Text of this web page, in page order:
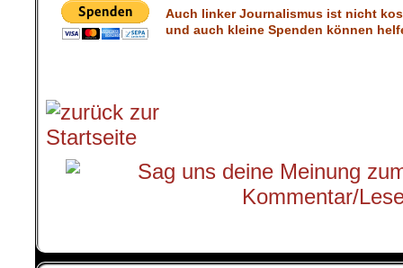
Auch linker Journalismus ist nicht
und auch kleine Spenden können